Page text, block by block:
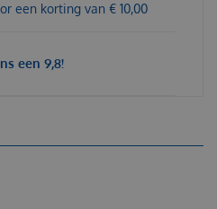
een korting van € 10,00
een 9,8!